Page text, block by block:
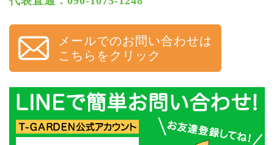
メールでのお問い合わせは
こちらをクリック